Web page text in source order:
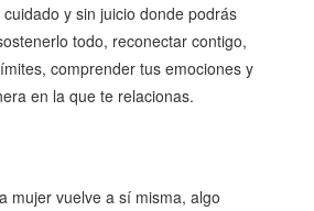
y sin juicio donde podrás
todo, reconectar contigo,
comprender tus emociones y
en la que te relacionas.
mujer vuelve a sí misma, algo